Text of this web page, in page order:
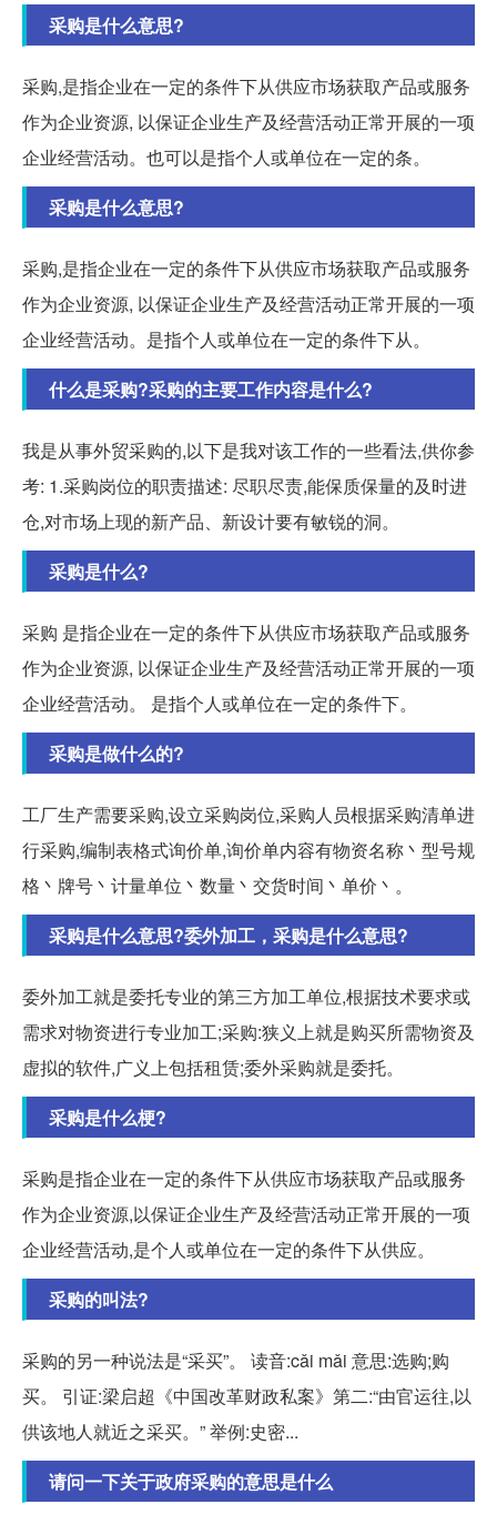
采购是什么意思?
采购,是指企业在一定的条件下从供应市场获取产品或服务
作为企业资源, 以保证企业生产及经营活动正常开展的一项
企业经营活动。也可以是指个人或单位在一定的条。
采购是什么意思?
采购,是指企业在一定的条件下从供应市场获取产品或服务
作为企业资源, 以保证企业生产及经营活动正常开展的一项
企业经营活动。是指个人或单位在一定的条件下从。
什么是采购?采购的主要工作内容是什么?
我是从事外贸采购的,以下是我对该工作的一些看法,供你参
考: 1.采购岗位的职责描述: 尽职尽责,能保质保量的及时进
仓,对市场上现的新产品、新设计要有敏锐的洞。
采购是什么?
采购 是指企业在一定的条件下从供应市场获取产品或服务
作为企业资源, 以保证企业生产及经营活动正常开展的一项
企业经营活动。 是指个人或单位在一定的条件下。
采购是做什么的?
工厂生产需要采购,设立采购岗位,采购人员根据采购清单进
行采购,编制表格式询价单,询价单内容有物资名称丶型号规
格丶牌号丶计量单位丶数量丶交货时间丶单价丶。
采购是什么意思?委外加工，采购是什么意思?
委外加工就是委托专业的第三方加工单位,根据技术要求或
需求对物资进行专业加工;采购:狭义上就是购买所需物资及
虚拟的软件,广义上包括租赁;委外采购就是委托。
采购是什么梗?
采购是指企业在一定的条件下从供应市场获取产品或服务
作为企业资源,以保证企业生产及经营活动正常开展的一项
企业经营活动,是个人或单位在一定的条件下从供应。
采购的叫法?
采购的另一种说法是“采买”。 读音:cǎi mǎi 意思:选购;购
买。 引证:梁启超《中国改革财政私案》第二:“由官运往,以
供该地人就近之采买。” 举例:史密...
请问一下关于政府采购的意思是什么